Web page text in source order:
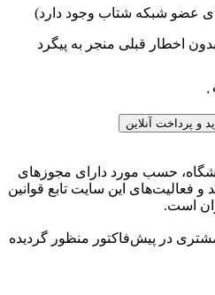
عضو شبکه شتاب وجود دارد)
اخطار قبلی منجر به پیگرد
و پرداخت آنلاین
حسب مورد دارای مجوزهای
فعاليت‌های اين سايت تابع قوانين
است.
در پیش‌­فاکتور منظور گرديده